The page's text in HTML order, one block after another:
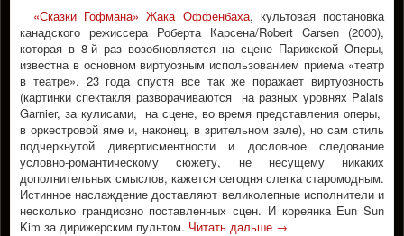
«Сказки Гофмана» Жака Оффенбаха, культовая постановка
канадского режиссера Роберта Карсена/Robert Carsen (2000),
которая в 8-й раз возобновляется на сцене Парижской Оперы,
известна в основном виртуозным использованием приема «театр
в театре». 23 года спустя все так же поражает виртуозность
(картинки спектакля разворачиваются на разных уровнях Palais
Garnier, за кулисами, на сцене, во время представления оперы,
в оркестровой яме и, наконец, в зрительном зале), но сам стиль
подчеркнутой дивертисментности и дословное следование
условно-романтическому сюжету, не несущему никаких
дополнительных смыслов, кажется сегодня слегка старомодным.
Истинное наслаждение доставляют великолепные исполнители и
несколько грандиозно поставленных сцен. И кореянка Eun Sun
Kim за дирижерским пультом. Читать дальше →